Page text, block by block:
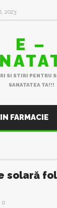
2023
E –
SI STIRI PENTRU
SANATATEA TA!!!
FARMACIE
solară
0